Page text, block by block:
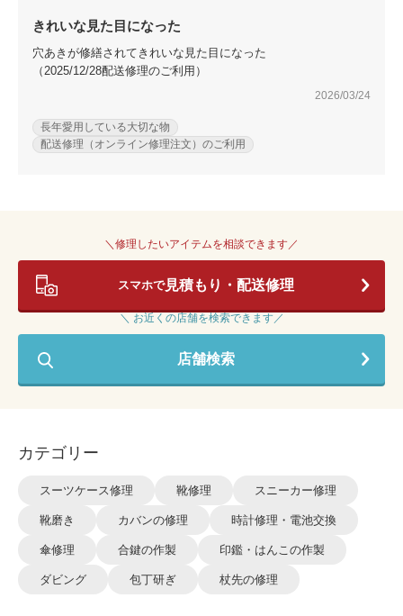
きれいな見た目になった
穴あきが修繕されてきれいな見た目になった
（2025/12/28配送修理のご利用）
2026/03/24
長年愛用している大切な物
配送修理（オンライン修理注文）のご利用
＼修理したいアイテムを相談できます／
スマホで見積もり・配送修理
＼ お近くの店舗を検索できます／
店舗検索
カテゴリー
スーツケース修理 靴修理 スニーカー修理
靴磨き カバンの修理 時計修理・電池交換
傘修理 合鍵の作製 印鑑・はんこの作製
ダビング 包丁研ぎ 杖先の修理